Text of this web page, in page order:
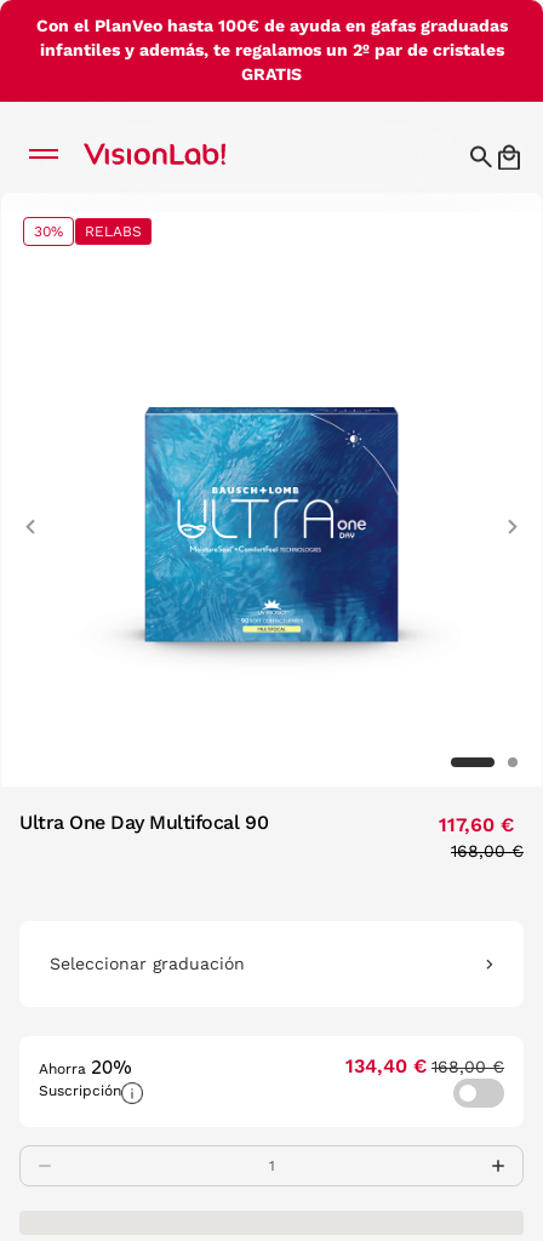
Con el PlanVeo hasta 100€ de ayuda en gafas graduadas
infantiles y además, te regalamos un 2º par de cristales
GRATIS
30% RELABS
Previous
Ultra One Day Multifocal 90 117,60 €
Price
168,00 €
Seleccionar graduación
Ahorra 20% 134,40 € 168,00 €
Suscripción